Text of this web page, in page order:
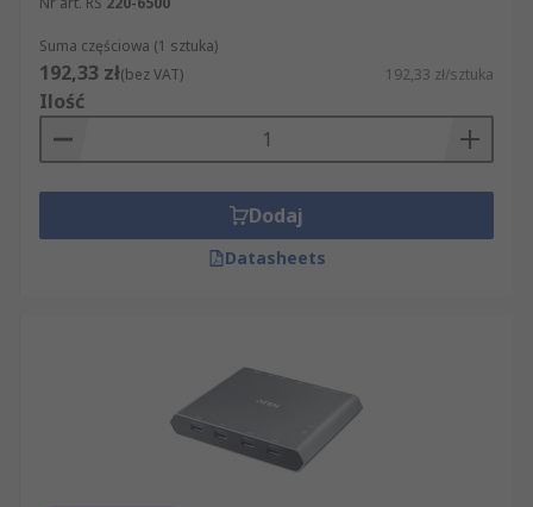
Suma częściowa (1 sztuka)
192,33 zł(bez VAT) 192,33 zł/sztuka
Ilość
Dodaj
Datasheets